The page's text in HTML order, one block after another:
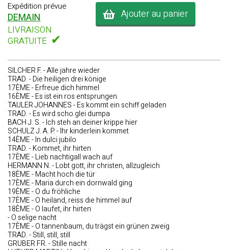
Expédition prévue
DEMAIN
LIVRAISON
GRATUITE ✔
Ajouter au panier
SILCHER F. - Alle jahre wieder
TRAD. - Die heiligen drei könige
17ÈME - Erfreue dich himmel
16ÈME - Es ist ein ros entsprungen
TAULER JOHANNES - Es kommt ein schiff geladen
TRAD. - Es wird scho glei dumpa
BACH J. S. - Ich steh an deiner krippe hier
SCHULZ J. A. P. - Ihr kinderlein kommet
14ÈME - In dulci jubilo
TRAD. - Kommet, ihr hirten
17ÈME - Lieb nachtigall wach auf
HERMANN N. - Lobt gott, ihr christen, allzugleich
18ÈME - Macht hoch die tür
17ÈME - Maria durch ein dornwald ging
19ÈME - O du fröhliche
17ÈME - O heiland, reiss die himmel auf
18ÈME - O laufet, ihr hirten
- O selige nacht
17ÈME - O tannenbaum, du trägst ein grünen zweig
TRAD. - Still, still, still
GRUBER FR. - Stille nacht